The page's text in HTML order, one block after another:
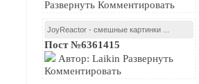
Развернуть Комментировать
JoyReactor - смешные картинки ...
Пост №6361415
Автор: Laikin Развернуть
Комментировать